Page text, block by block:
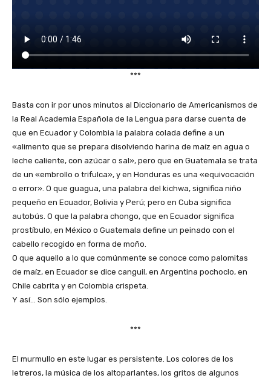
***
Basta con ir por unos minutos al Diccionario de Americanismos de
la Real Academia Española de la Lengua para darse cuenta de
que en Ecuador y Colombia la palabra colada define a un
«alimento que se prepara disolviendo harina de maíz en agua o
leche caliente, con azúcar o sal», pero que en Guatemala se trata
de un «embrollo o trifulca», y en Honduras es una «equivocación
o error». O que guagua, una palabra del kichwa, significa niño
pequeño en Ecuador, Bolivia y Perú; pero en Cuba significa
autobús. O que la palabra chongo, que en Ecuador significa
prostíbulo, en México o Guatemala define un peinado con el
cabello recogido en forma de moño.
O que aquello a lo que comúnmente se conoce como palomitas
de maíz, en Ecuador se dice canguil, en Argentina pochoclo, en
Chile cabrita y en Colombia crispeta.
Y así… Son sólo ejemplos.
***
El murmullo en este lugar es persistente. Los colores de los
letreros, la música de los altoparlantes, los gritos de algunos